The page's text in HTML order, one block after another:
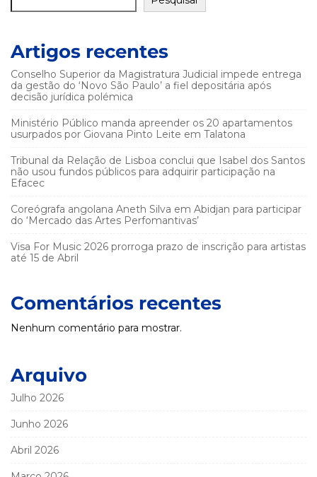
Artigos recentes
Conselho Superior da Magistratura Judicial impede entrega
da gestão do ‘Novo São Paulo’ a fiel depositária após
decisão jurídica polémica
Ministério Público manda apreender os 20 apartamentos
usurpados por Giovana Pinto Leite em Talatona
Tribunal da Relação de Lisboa conclui que Isabel dos Santos
não usou fundos públicos para adquirir participação na
Efacec
Coreógrafa angolana Aneth Silva em Abidjan para participar
do ‘Mercado das Artes Perfomantivas’
Visa For Music 2026 prorroga prazo de inscrição para artistas
até 15 de Abril
Comentários recentes
Nenhum comentário para mostrar.
Arquivo
Julho 2026
Junho 2026
Abril 2026